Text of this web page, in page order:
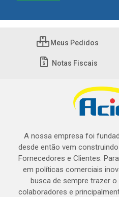
Meus Pedidos
Notas Fiscais
A nossa empresa foi
desde então vem
Fornecedores e Clientes.
em políticas comerciais
busca de sempre trazer
colaboradores e